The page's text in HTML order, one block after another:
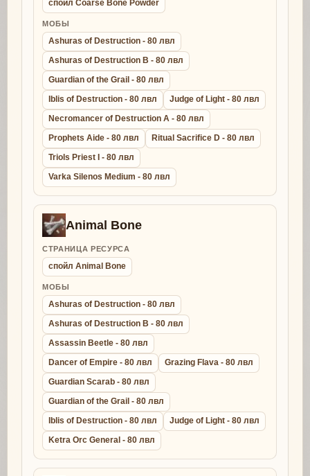
спойл Coarse Bone Powder
МОБЫ
Ashuras of Destruction - 80 лвл
Ashuras of Destruction B - 80 лвл
Guardian of the Grail - 80 лвл
Iblis of Destruction - 80 лвл
Judge of Light - 80 лвл
Necromancer of Destruction A - 80 лвл
Prophets Aide - 80 лвл
Ritual Sacrifice D - 80 лвл
Triols Priest I - 80 лвл
Varka Silenos Medium - 80 лвл
Animal Bone
СТРАНИЦА РЕСУРСА
спойл Animal Bone
МОБЫ
Ashuras of Destruction - 80 лвл
Ashuras of Destruction B - 80 лвл
Assassin Beetle - 80 лвл
Dancer of Empire - 80 лвл
Grazing Flava - 80 лвл
Guardian Scarab - 80 лвл
Guardian of the Grail - 80 лвл
Iblis of Destruction - 80 лвл
Judge of Light - 80 лвл
Ketra Orc General - 80 лвл